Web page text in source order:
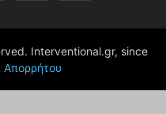
Interventional.gr, since
Απορρήτου